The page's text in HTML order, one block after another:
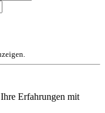
Erfahrungen mit